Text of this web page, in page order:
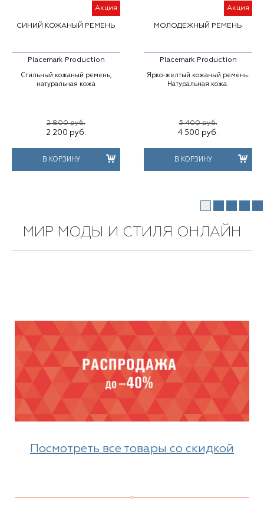
Акция
СИНИЙ КОЖАНЫЙ РЕМЕНЬ
Placemark Production
Стильный кожаный ремень,
натуральная кожа
2 800 руб.
2 200 руб.
В КОРЗИНУ
Акция
МОЛОДЕЖНЫЙ РЕМЕНЬ
Placemark Production
Ярко-желтый кожаный ремень.
Натуральная кожа.
5 400 руб.
4 500 руб.
В КОРЗИНУ
МИР МОДЫ И СТИЛЯ ОНЛАЙН
Посмотреть все товары со скидкой